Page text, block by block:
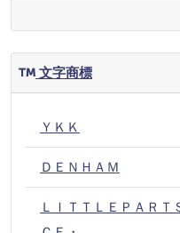
文字商標
ＹＫＫ
ＤＥＮＨＡＭ
ＬＩＴＴＬＥＰＡＲＴ